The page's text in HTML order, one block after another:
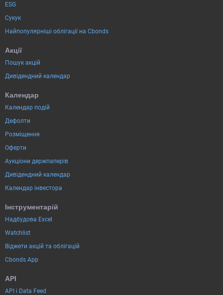
ESG
Сукук
Найпопулярніші облігації на Cbonds
Акції
Пошук акцій
Дивідендний календар
Календар
Календар подій
Дефолти
Розміщення
Оферти
Аукціони держпаперів
Дивідендний календар
Календар інвестора
Інструментарій
Надбудова Excel
Watchlist
Віджети акцій та облігацій
Cbonds App
API
API і Data Feed